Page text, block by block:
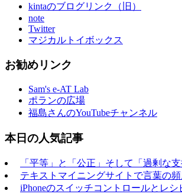
kintaのブログリンク（旧）
note
Twitter
マジカルトイボックス
お勧めリンク
Sam's e-AT Lab
ポランの広場
福島さんのYouTubeチャンネル
本日の人気記事
「平等」と「公正」そして「過剰な
テキストマイニングサイトで言葉の
iPhoneのスイッチコントロールとレ